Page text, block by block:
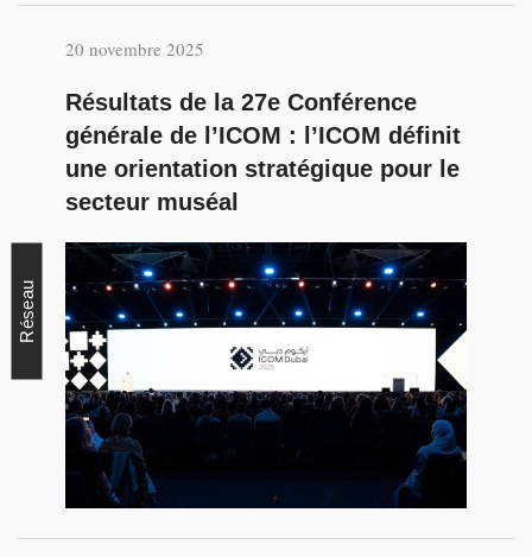
20 novembre 2025
Résultats de la 27e Conférence
générale de l’ICOM : l’ICOM définit
une orientation stratégique pour le
secteur muséal
Réseau